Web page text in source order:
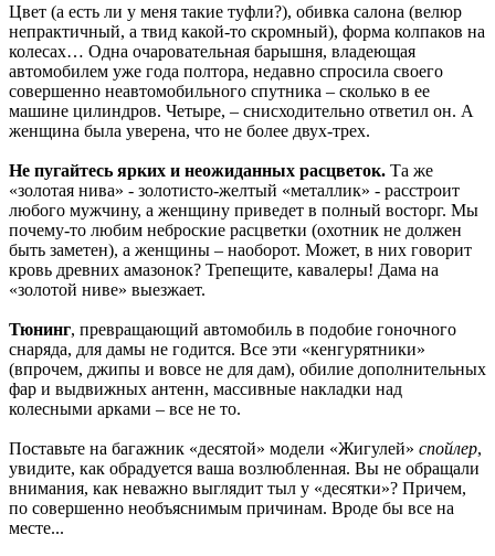
Цвет (а есть ли у меня такие туфли?), обивка салона (велюр
непрактичный, а твид какой-то скромный), форма колпаков на
колесах… Одна очаровательная барышня, владеющая
автомобилем уже года полтора, недавно спросила своего
совершенно неавтомобильного спутника – сколько в ее
машине цилиндров. Четыре, – снисходительно ответил он. А
женщина была уверена, что не более двух-трех.
Не пугайтесь ярких и неожиданных расцветок. Та же
«золотая нива» - золотисто-желтый «металлик» - расстроит
любого мужчину, а женщину приведет в полный восторг. Мы
почему-то любим неброские расцветки (охотник не должен
быть заметен), а женщины – наоборот. Может, в них говорит
кровь древних амазонок? Трепещите, кавалеры! Дама на
«золотой ниве» выезжает.
Тюнинг, превращающий автомобиль в подобие гоночного
снаряда, для дамы не годится. Все эти «кенгурятники»
(впрочем, джипы и вовсе не для дам), обилие дополнительных
фар и выдвижных антенн, массивные накладки над
колесными арками – все не то.
Поставьте на багажник «десятой» модели «Жигулей» спойлер,
увидите, как обрадуется ваша возлюбленная. Вы не обращали
внимания, как неважно выглядит тыл у «десятки»? Причем,
по совершенно необъяснимым причинам. Вроде бы все на
месте...